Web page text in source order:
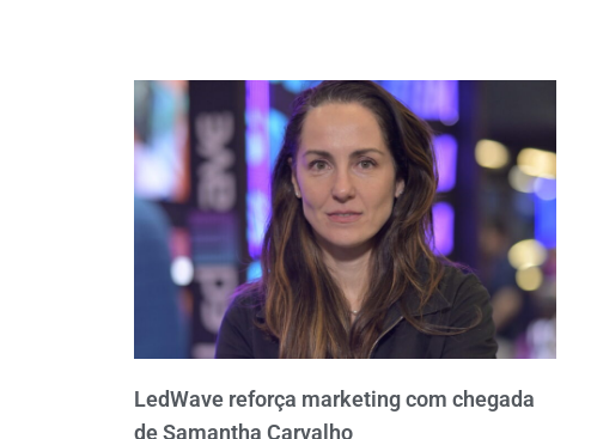
LedWave reforça marketing com chegada
de Samantha Carvalho